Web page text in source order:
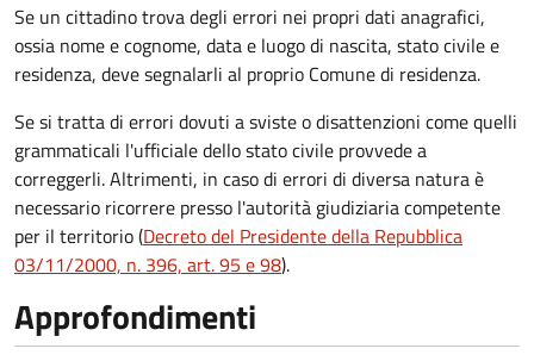
Se un cittadino trova degli errori nei propri dati anagrafici,
ossia nome e cognome, data e luogo di nascita, stato civile e
residenza, deve segnalarli al proprio Comune di residenza.
Se si tratta di errori dovuti a sviste o disattenzioni come quelli
grammaticali l'ufficiale dello stato civile provvede a
correggerli. Altrimenti, in caso di errori di diversa natura è
necessario ricorrere presso l'autorità giudiziaria competente
per il territorio (Decreto del Presidente della Repubblica
03/11/2000, n. 396, art. 95 e 98).
Approfondimenti